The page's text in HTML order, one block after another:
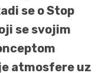
se o Stop
se svojim
atmosfere uz